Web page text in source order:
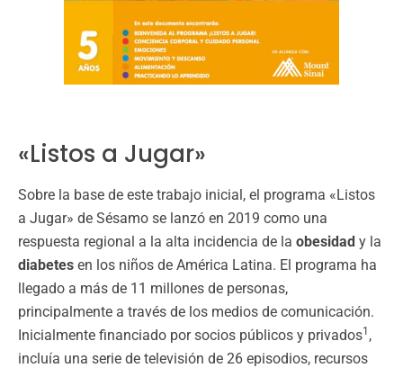
«Listos a Jugar»
Sobre la base de este trabajo inicial, el programa «Listos
a Jugar» de Sésamo se lanzó en 2019 como una
respuesta regional a la alta incidencia de la obesidad y la
diabetes en los niños de América Latina. El programa ha
llegado a más de 11 millones de personas,
principalmente a través de los medios de comunicación.
Inicialmente financiado por socios públicos y privados1 ,
incluía una serie de televisión de 26 episodios, recursos